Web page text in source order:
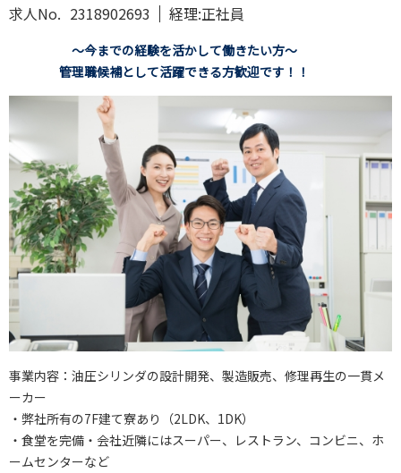
求人No. 2318902693 経理:正社員
～今までの経験を活かして働きたい方～
管理職候補として活躍できる方歓迎です！！
事業内容：油圧シリンダの設計開発、製造販売、修理再生の一貫メ
ーカー
・弊社所有の7F建て寮あり（2LDK、1DK）
・食堂を完備・会社近隣にはスーパー、レストラン、コンビニ、ホ
ームセンターなど